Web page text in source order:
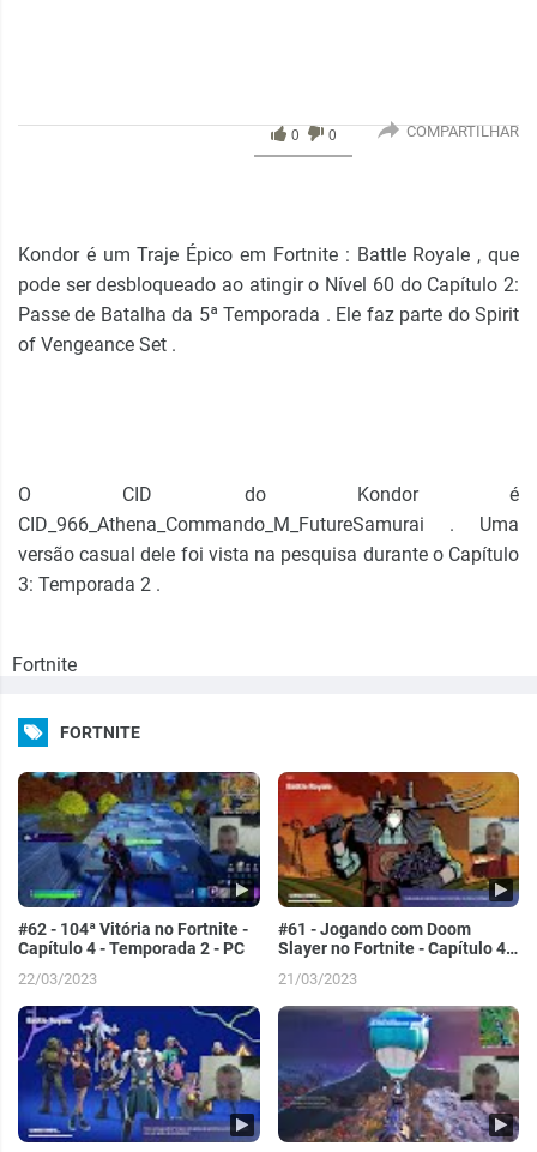
0 0 COMPARTILHAR
Kondor é um Traje Épico em Fortnite : Battle Royale , que
pode ser desbloqueado ao atingir o Nível 60 do Capítulo 2:
Passe de Batalha da 5ª Temporada . Ele faz parte do Spirit
of Vengeance Set .
O CID do Kondor é
CID_966_Athena_Commando_M_FutureSamurai . Uma
versão casual dele foi vista na pesquisa durante o Capítulo
3: Temporada 2 .
Fortnite
FORTNITE
#62 - 104ª Vitória no Fortnite -
Capítulo 4 - Temporada 2 - PC
22/03/2023
#61 - Jogando com Doom
Slayer no Fortnite - Capítulo 4 -
21/03/2023